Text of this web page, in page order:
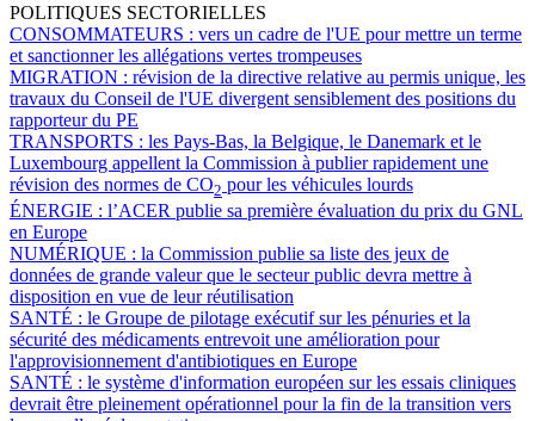
POLITIQUES SECTORIELLES
CONSOMMATEURS : vers un cadre de l'UE pour mettre un terme
et sanctionner les allégations vertes trompeuses
MIGRATION : révision de la directive relative au permis unique, les
travaux du Conseil de l'UE divergent sensiblement des positions du
rapporteur du PE
TRANSPORTS : les Pays-Bas, la Belgique, le Danemark et le
Luxembourg appellent la Commission à publier rapidement une
révision des normes de CO2 pour les véhicules lourds
ÉNERGIE : l’ACER publie sa première évaluation du prix du GNL
en Europe
NUMÉRIQUE : la Commission publie sa liste des jeux de
données de grande valeur que le secteur public devra mettre à
disposition en vue de leur réutilisation
SANTÉ : le Groupe de pilotage exécutif sur les pénuries et la
sécurité des médicaments entrevoit une amélioration pour
l'approvisionnement d'antibiotiques en Europe
SANTÉ : le système d'information européen sur les essais cliniques
devrait être pleinement opérationnel pour la fin de la transition vers